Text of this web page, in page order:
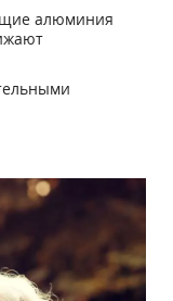
алюминия